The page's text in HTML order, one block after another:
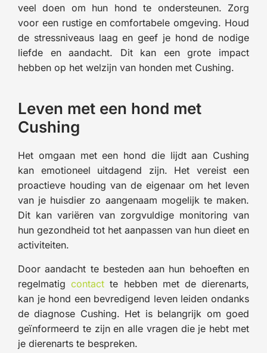
veel doen om hun hond te ondersteunen. Zorg
voor een rustige en comfortabele omgeving. Houd
de stressniveaus laag en geef je hond de nodige
liefde en aandacht. Dit kan een grote impact
hebben op het welzijn van honden met Cushing.
Leven met een hond met
Cushing
Het omgaan met een hond die lijdt aan Cushing
kan emotioneel uitdagend zijn. Het vereist een
proactieve houding van de eigenaar om het leven
van je huisdier zo aangenaam mogelijk te maken.
Dit kan variëren van zorgvuldige monitoring van
hun gezondheid tot het aanpassen van hun dieet en
activiteiten.
Door aandacht te besteden aan hun behoeften en
regelmatigcontact te hebben met de dierenarts,
kan je hond een bevredigend leven leiden ondanks
de diagnose Cushing. Het is belangrijk om goed
geïnformeerd te zijn en alle vragen die je hebt met
je dierenarts te bespreken.